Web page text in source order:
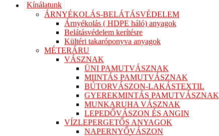
Kínálatunk
ÁRNYÉKOLÁS-BELÁTÁSVÉDELEM
Árnyékolás ( HDPE háló) anyagok
Belátásvédelem kerítésre
Kültéri takaróponyva anyagok
MÉTERÁRU
VÁSZNAK
ÜNI PAMUTVÁSZNAK
MIINTÁS PAMUTVÁSZNAK
BÚTORVÁSZON-LAKÁSTEXTIL
GYEREKMINTÁS PAMUTVÁSZNAK
MUNKARUHA VÁSZNAK
LEPEDŐVÁSZON ÉS ANGIN
VÍZLEPERGETŐS ANYAGOK
NAPERNYŐVÁSZON